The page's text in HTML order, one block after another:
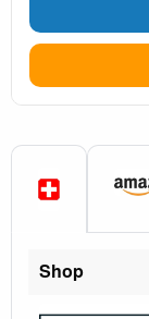
Shop